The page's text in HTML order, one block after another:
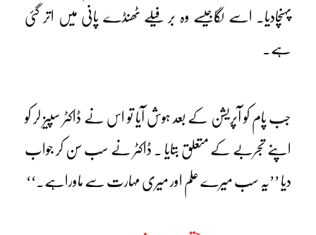
پہنچادیا۔ اسے لگاجیسے وہ بر فیلے ٹھنڈے پانی میں اتر گئی
ہے۔
جب پام کو آپریشن کے بعد ہوش آیا تو اس نے ڈاکٹر سپیز لر کو
اپنے تجربے کے متعلق بتایا ۔ ڈاکٹر نے سب سن کر جواب
دیا ’’یہ سب میرے علم اور میری مہارت سے ماوراہے۔‘‘